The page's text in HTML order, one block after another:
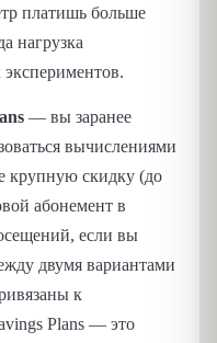
платишь больше
нагрузка
экспериментов.
— вы заранее
вычислениями
крупную скидку (до
абонемент в
если вы
двумя вариантами
к
Plans — это